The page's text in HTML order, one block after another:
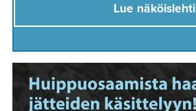
Lue näköislehti